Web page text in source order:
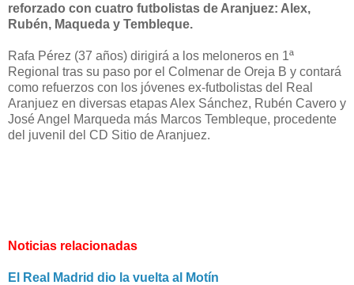
reforzado con cuatro futbolistas de Aranjuez: Alex,
Rubén, Maqueda y Tembleque.
Rafa Pérez (37 años) dirigirá a los meloneros en 1ª
Regional tras su paso por el Colmenar de Oreja B y contará
como refuerzos con los jóvenes ex-futbolistas del Real
Aranjuez en diversas etapas Alex Sánchez, Rubén Cavero y
José Angel Marqueda más Marcos Tembleque, procedente
del juvenil del CD Sitio de Aranjuez.
Noticias relacionadas
El Real Madrid dio la vuelta al Motín